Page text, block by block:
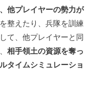
他プレイヤーの勢力が
整えたり、兵隊を訓練
て、他プレイヤーと同
相手領土の資源を奪っ
タイムシミュレーショ